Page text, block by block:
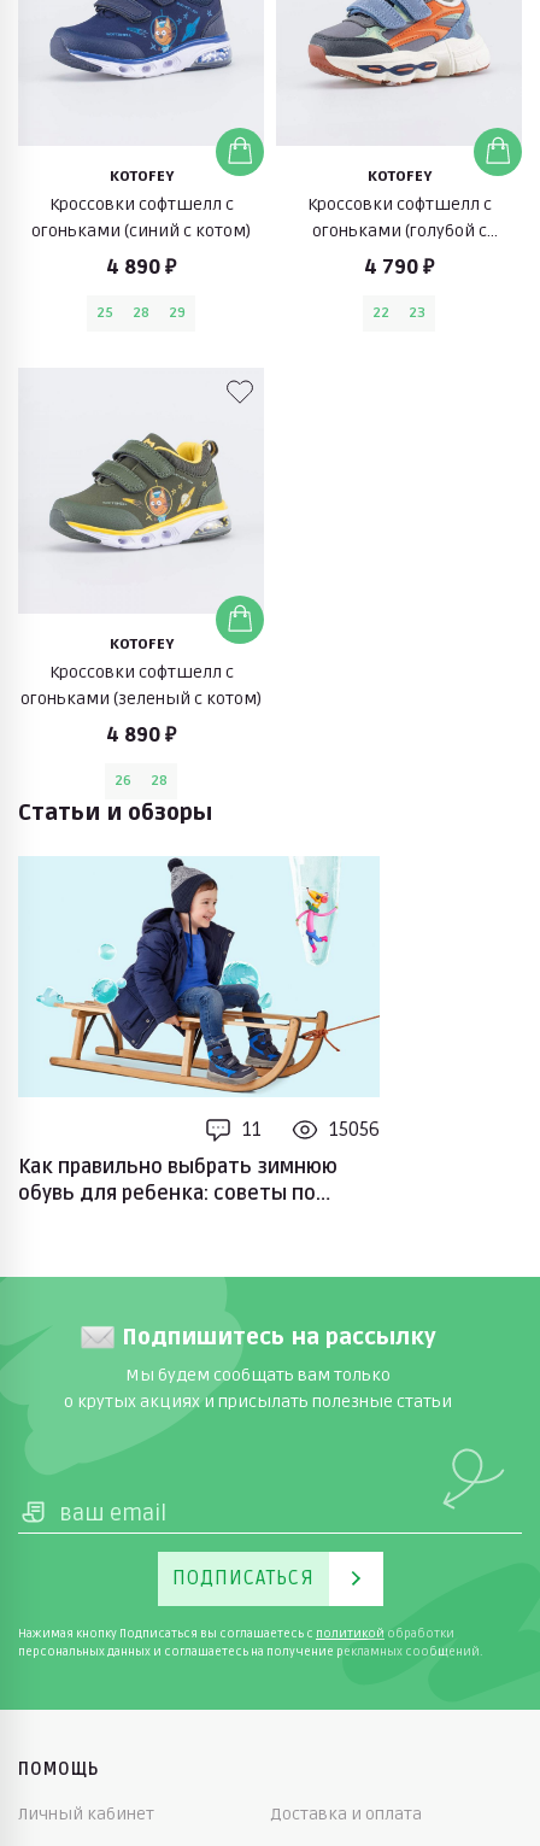
KOTOFEY
Кроссовки софтшелл с
огоньками (синий с котом)
4 890 ₽
25 28 29
KOTOFEY
Кроссовки софтшелл с
огоньками (голубой с
оранжевым)
4 790 ₽
22 23
KOTOFEY
Кроссовки софтшелл с
огоньками (зеленый с котом)
4 890 ₽
26 28
Статьи и обзоры
11
15056
Как правильно выбрать зимнюю
обувь для ребенка: советы по
Подпишитесь на рассылку
Мы будем сообщать вам только
о крутых акциях и присылать полезные статьи
ПОДПИСАТЬСЯ
Нажимая кнопку Подписаться вы соглашаетесь с политикой обработки
персональных данных и соглашаетесь на получение рекламных сообщений.
ПОМОЩЬ
Личный кабинет Доставка и оплата